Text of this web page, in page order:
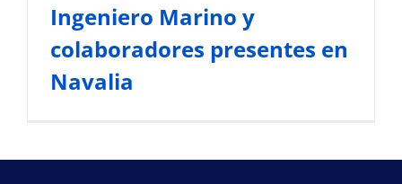
Ingeniero Marino y
colaboradores presentes en
Navalia